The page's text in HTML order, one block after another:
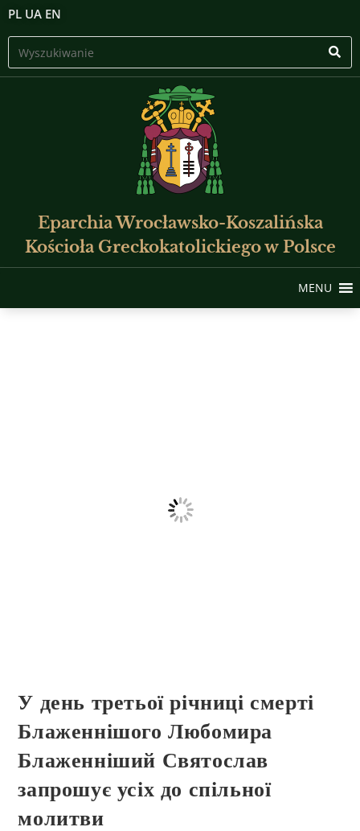
PL UA EN
Eparchia Wrocławsko-Koszalińska
Kościoła Greckokatolickiego w Polsce
MENU
У день третьої річниці смерті
Блаженнішого Любомира
Блаженніший Святослав
запрошує усіх до спільної
молитви